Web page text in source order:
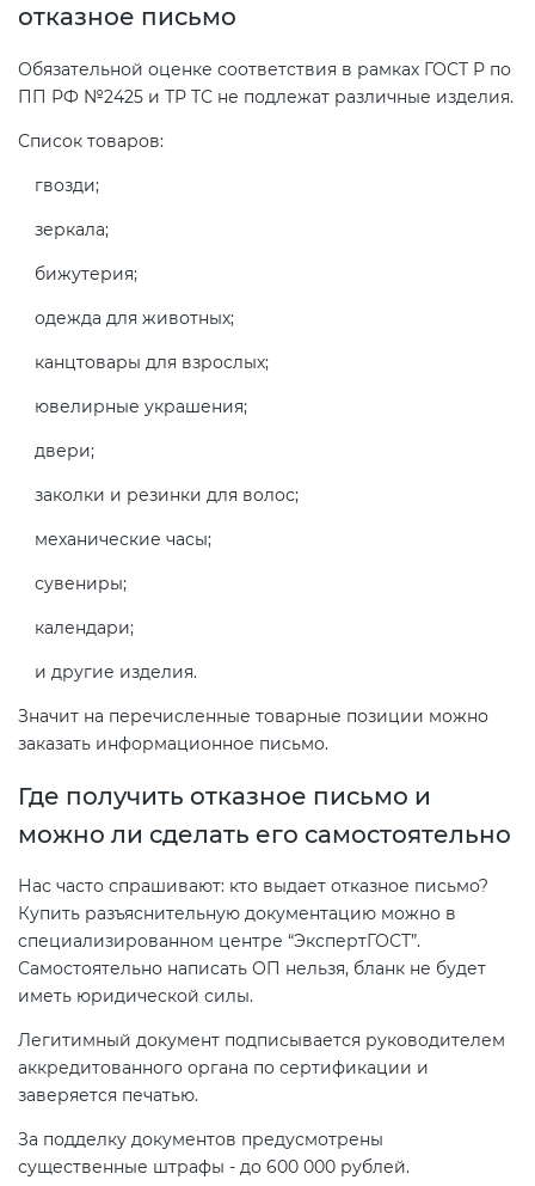
отказное письмо
Обязательной оценке соответствия в рамках ГОСТ Р по
ПП РФ №2425 и ТР ТС не подлежат различные изделия.
Список товаров:
гвозди;
зеркала;
бижутерия;
одежда для животных;
канцтовары для взрослых;
ювелирные украшения;
двери;
заколки и резинки для волос;
механические часы;
сувениры;
календари;
и другие изделия.
Значит на перечисленные товарные позиции можно
заказать информационное письмо.
Где получить отказное письмо и
можно ли сделать его самостоятельно
Нас часто спрашивают: кто выдает отказное письмо?
Купить разъяснительную документацию можно в
специализированном центре “ЭкспертГОСТ”.
Самостоятельно написать ОП нельзя, бланк не будет
иметь юридической силы.
Легитимный документ подписывается руководителем
аккредитованного органа по сертификации и
заверяется печатью.
За подделку документов предусмотрены
существенные штрафы - до 600 000 рублей.